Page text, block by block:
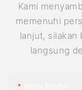
Kami
memenuhi
lanjut,
langsung